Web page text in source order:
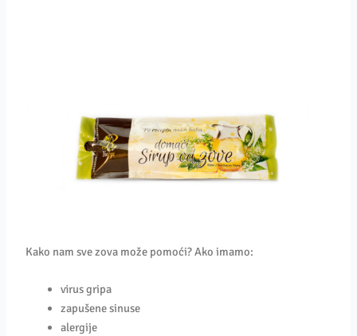
Kako nam sve zova može pomoći? Ako imamo:
virus gripa
zapušene sinuse
alergije